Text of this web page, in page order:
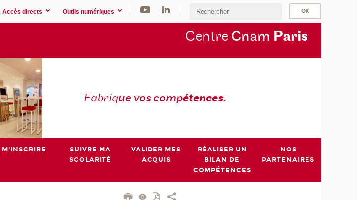
Accès directs Outils numériques
Centre Cnam Paris
Fabrique vos compétences.
M'INSCRIRE
SUIVRE MA
SCOLARITÉ
VALIDER MES
ACQUIS
RÉALISER UN
BILAN DE
COMPÉTENCES
NOS
PARTENAIRES